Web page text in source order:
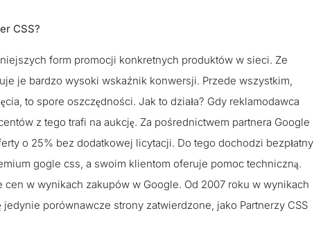
CSS?
form promocji konkretnych produktów w sieci. Ze
je bardzo wysoki wskaźnik konwersji. Przede wszystkim,
to spore oszczędności. Jak to działa? Gdy reklamodawca
z tego trafi na aukcję. Za pośrednictwem partnera Google
o 25% bez dodatkowej licytacji. Do tego dochodzi bezpłatny
gogle css, a swoim klientom oferuje pomoc techniczną.
w wynikach zakupów w Google. Od 2007 roku w wynikach
porównawcze strony zatwierdzone, jako Partnerzy CSS